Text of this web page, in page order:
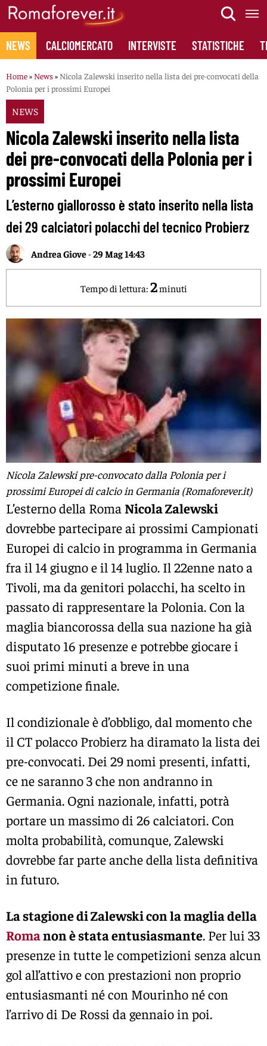
Skip
content
NEWS CALCIOMERCATO INTERVISTE STATISTICHE
Home» News» Nicola Zalewski inserito nella lista dei pre-convocati della
Polonia per i prossimi Europei
NEWS
Nicola Zalewski inserito nella lista
dei pre-convocati della Polonia per i
prossimi Europei
L’esterno giallorosso è stato inserito nella lista
dei 29 calciatori polacchi del tecnico Probierz
Andrea Giove-29 Mag 14:43
Tempo di lettura: 2minuti
Nicola Zalewski pre-convocato dalla Polonia per i
prossimi Europei di calcio in Germania (Romaforever.it)
L’esterno della Roma Nicola Zalewski
dovrebbe partecipare ai prossimi Campionati
Europei di calcio in programma in Germania
fra il 14 giugno e il 14 luglio. Il 22enne nato a
Tivoli, ma da genitori polacchi, ha scelto in
passato di rappresentare la Polonia. Con la
maglia biancorossa della sua nazione ha già
disputato 16 presenze e potrebbe giocare i
suoi primi minuti a breve in una
competizione finale.
Il condizionale è d’obbligo, dal momento che
il CT polacco Probierz ha diramato la lista dei
pre-convocati. Dei 29 nomi presenti, infatti,
ce ne saranno 3 che non andranno in
Germania. Ogni nazionale, infatti, potrà
portare un massimo di 26 calciatori. Con
molta probabilità, comunque, Zalewski
dovrebbe far parte anche della lista definitiva
in futuro.
La stagione di Zalewski con la maglia della
Romanon è stata entusiasmante. Per lui 33
presenze in tutte le competizioni senza alcun
gol all’attivo e con prestazioni non proprio
entusiasmanti né con Mourinho né con
l’arrivo di De Rossi da gennaio in poi.